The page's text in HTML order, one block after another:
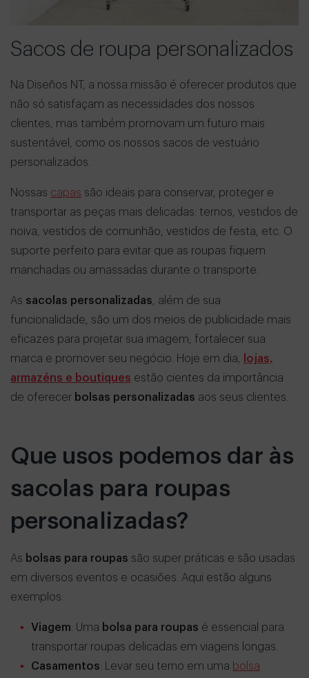
Sacos de roupa personalizados
Na Diseños NT, a nossa missão é oferecer produtos que
não só satisfaçam as necessidades dos nossos
clientes, mas também promovam um futuro mais
sustentável, como os nossos sacos de vestuário
personalizados.
Nossas capas são ideais para conservar, proteger e
transportar as peças mais delicadas: ternos, vestidos de
noiva, vestidos de comunhão, vestidos de festa, etc. O
suporte perfeito para evitar que as roupas fiquem
manchadas ou amassadas durante o transporte.
As sacolas personalizadas, além de sua
funcionalidade, são um dos meios de publicidade mais
eficazes para projetar sua imagem, fortalecer sua
marca e promover seu negócio. Hoje em dia,
lojas,
armazéns e boutiques estão cientes da importância
de oferecer bolsas personalizadas aos seus clientes.
Que usos podemos dar às
sacolas para roupas
personalizadas?
As bolsas para roupas são super práticas e são usadas
em diversos eventos e ocasiões. Aqui estão alguns
exemplos:
Viagem: Uma bolsa para roupas é essencial para
transportar roupas delicadas em viagens longas.
Casamentos: Levar seu terno em uma bolsa